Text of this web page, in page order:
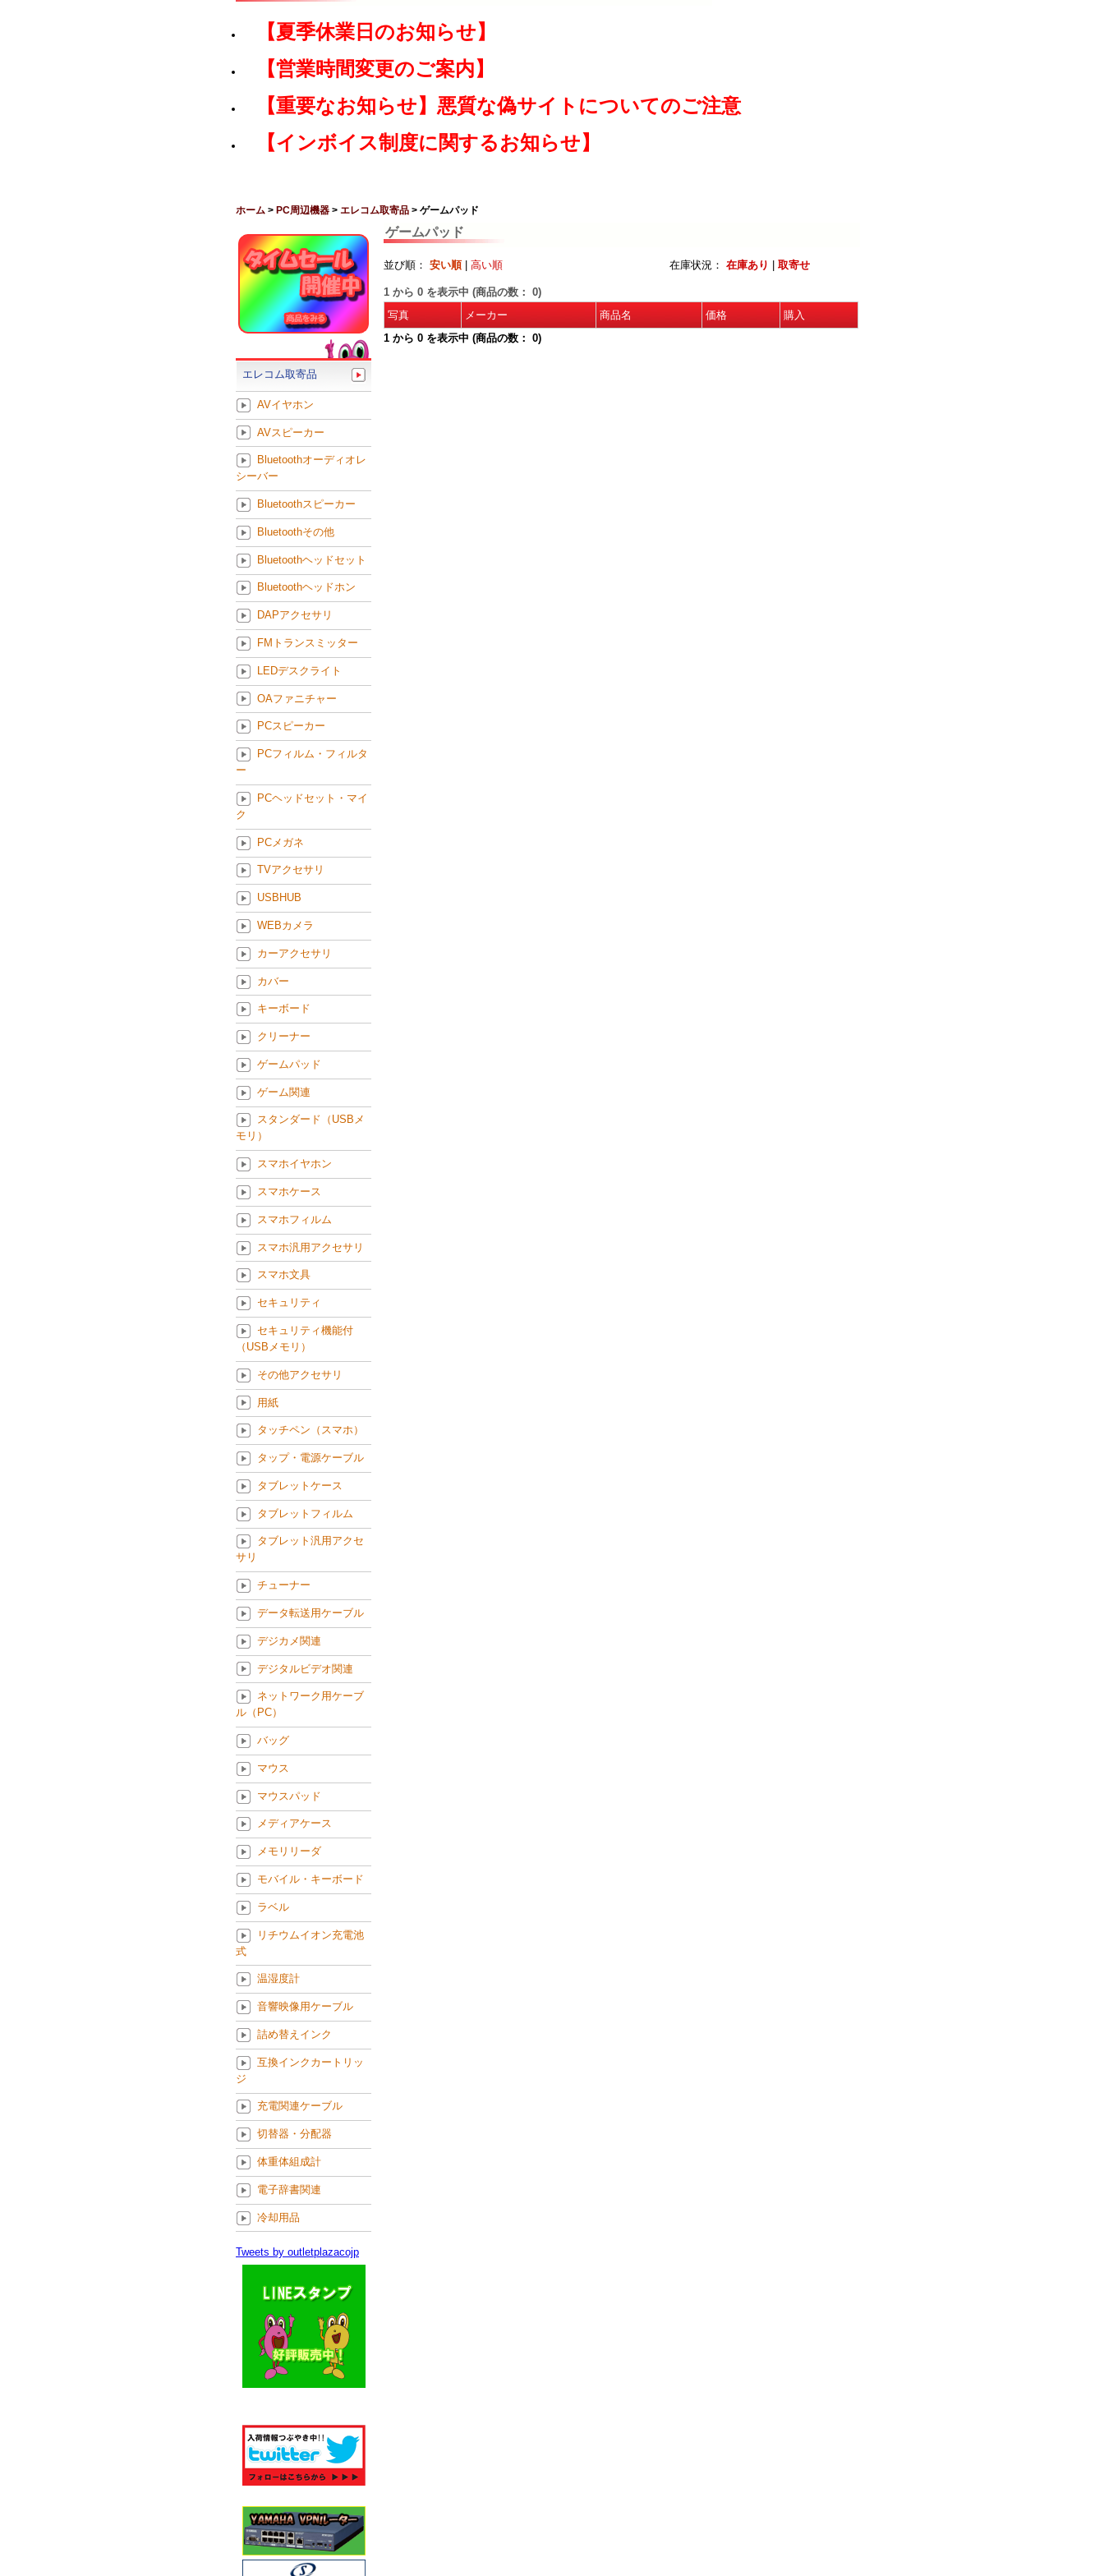
【夏季休業日のお知らせ】
【営業時間変更のご案内】
【重要なお知らせ】悪質な偽サイトについてのご注意
【インボイス制度に関するお知らせ】
ホーム > PC周辺機器 > エレコム取寄品 > ゲームパッド
ゲームパッド
並び順： 安い順| 高い順 在庫状況： 在庫あり 取寄せ
1 から 0 を表示中 (商品の数： 0)
写真
メーカー 商品名 価格
購入
1 から 0 を表示中 (商品の数： 0)
エレコム取寄品
AVイヤホン
AVスピーカー
Bluetoothオーディオレ
シーバー
Bluetoothスピーカー
Bluetoothその他
Bluetoothヘッドセット
Bluetoothヘッドホン
DAPアクセサリ
FMトランスミッター
LEDデスクライト
OAファニチャー
PCスピーカー
PCフィルム・フィルタ
ー
PCヘッドセット・マイ
ク
PCメガネ
TVアクセサリ
USBHUB
WEBカメラ
カーアクセサリ
カバー
キーボード
クリーナー
ゲームパッド
ゲーム関連
スタンダード（USBメ
モリ）
スマホイヤホン
スマホケース
スマホフィルム
スマホ汎用アクセサリ
スマホ文具
セキュリティ
セキュリティ機能付
（USBメモリ）
その他アクセサリ
用紙
タッチペン（スマホ）
タップ・電源ケーブル
タブレットケース
タブレットフィルム
タブレット汎用アクセ
サリ
チューナー
データ転送用ケーブル
デジカメ関連
デジタルビデオ関連
ネットワーク用ケーブ
ル（PC）
バッグ
マウス
マウスパッド
メディアケース
メモリリーダ
モバイル・キーボード
ラベル
リチウムイオン充電池
式
温湿度計
音響映像用ケーブル
詰め替えインク
互換インクカートリッ
ジ
充電関連ケーブル
切替器・分配器
体重体組成計
電子辞書関連
冷却用品
Tweets by outletplazacojp